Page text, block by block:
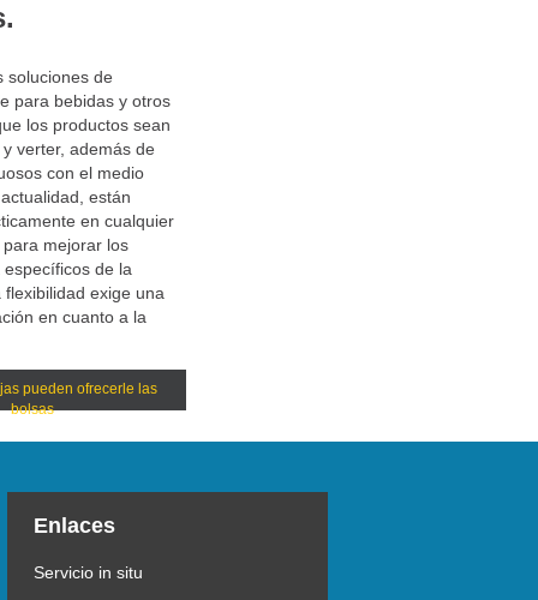
soluciones de
para bebidas y otros
los productos sean
verter, además de
con el medio
están
en cualquier
mejorar los
de la
flexibilidad exige una
en cuanto a la
pueden ofrecerle las
bolsas
Enlaces
Servicio in situ